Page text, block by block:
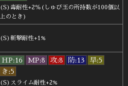
(S)毒耐性+2％(しゅび玉の所持数が100個以
上のとき)
(S)斬撃耐性+1%
HP:16 MP:8 攻:8 防:13
早:5
き:5
(S)スライム耐性+2%